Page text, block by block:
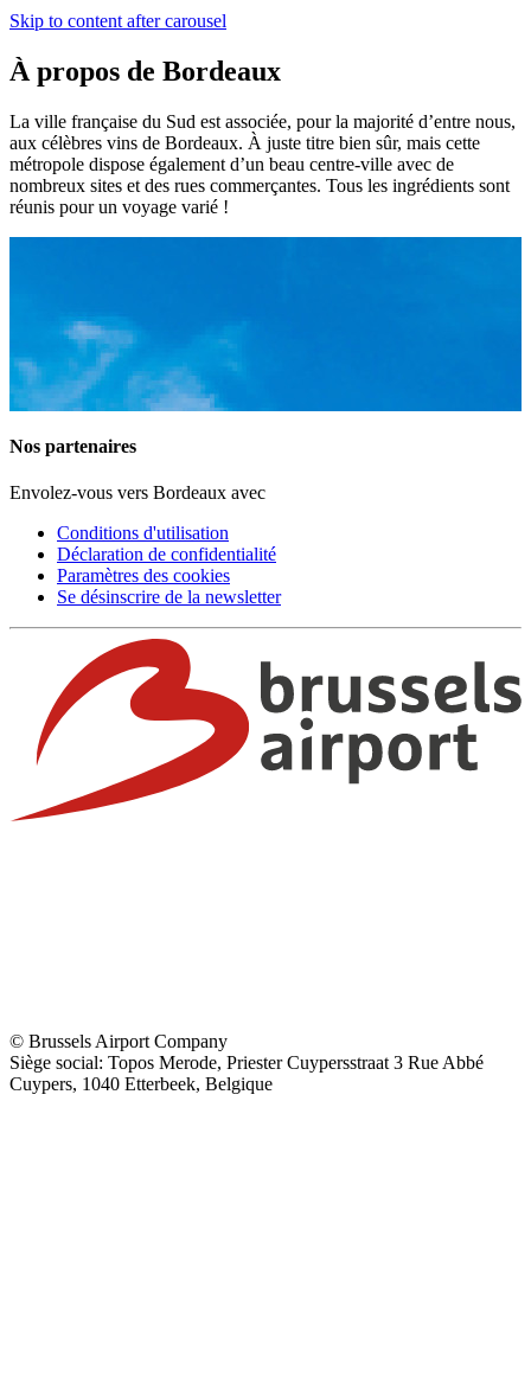
Skip to content after carousel
À propos de Bordeaux
La ville française du Sud est associée, pour la majorité d’entre nous,
aux célèbres vins de Bordeaux. À juste titre bien sûr, mais cette
métropole dispose également d’un beau centre-ville avec de
nombreux sites et des rues commerçantes. Tous les ingrédients sont
réunis pour un voyage varié !
Nos partenaires
Envolez-vous vers Bordeaux avec
Conditions d'utilisation
Déclaration de confidentialité
Paramètres des cookies
Se désinscrire de la newsletter
© Brussels Airport Company
Siège social: Topos Merode, Priester Cuypersstraat 3 Rue Abbé
Cuypers, 1040 Etterbeek, Belgique